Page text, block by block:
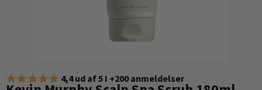
4,4 ud af 5 I +200 anmeldelser